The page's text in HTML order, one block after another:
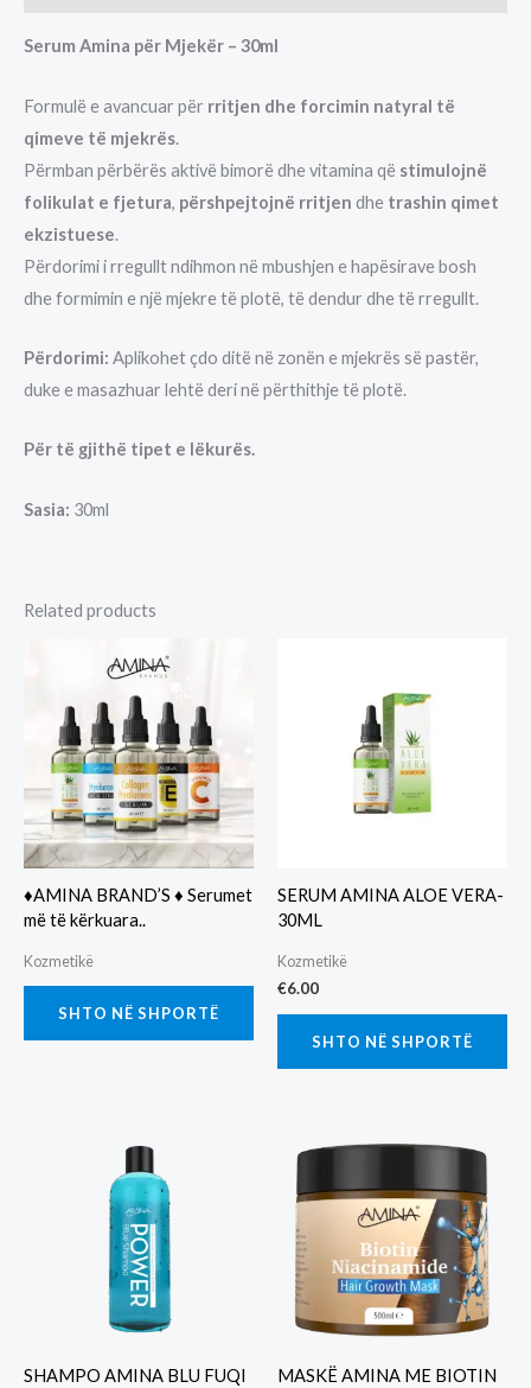
Serum Amina për Mjekër – 30ml
Formulë e avancuar për rritjen dhe forcimin natyral të
qimeve të mjekrës.
Përmban përbërës aktivë bimorë dhe vitamina që stimulojnë
folikulat e fjetura, përshpejtojnë rritjen dhe trashin qimet
ekzistuese.
Përdorimi i rregullt ndihmon në mbushjen e hapësirave bosh
dhe formimin e një mjekre të plotë, të dendur dhe të rregullt.
Përdorimi: Aplikohet çdo ditë në zonën e mjekrës së pastër,
duke e masazhuar lehtë deri në përthithje të plotë.
Për të gjithë tipet e lëkurës.
Sasia: 30ml
Related products
♦️AMINA BRAND’S ♦️ Serumet
më të kërkuara..
Kozmetikë
SHTO NË SHPORTË
SERUM AMINA ALOE VERA-
30ML
Kozmetikë
€6.00
SHTO NË SHPORTË
SHAMPO AMINA BLU FUQI
MASKË AMINA ME BIOTIN